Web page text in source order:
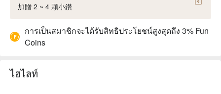
加贈 2 ~ 4 顆小鑽
การเป็นสมาชิกจะได้รับสิทธิประโยชน์สูงสุดถึง 3% Fun
Coins
ไฮไลท์